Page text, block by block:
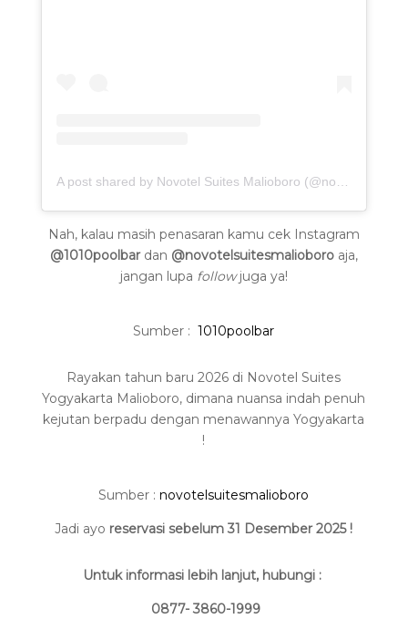
A post shared by Novotel Suites Malioboro (@novotelsuitesmalioboro)
Nah, kalau masih penasaran kamu cek Instagram
@1010poolbardan @novotelsuitesmalioboro aja,
jangan lupa followjuga ya!
Sumber :1010poolbar
Rayakan tahun baru 2026 di Novotel Suites
Yogyakarta Malioboro, dimana nuansa indah penuh
kejutan berpadu dengan menawannya Yogyakarta
!
Sumber :novotelsuitesmalioboro
Jadi ayo reservasi sebelum 31 Desember 2025 !
Untuk informasi lebih lanjut, hubungi :
0877- 3860-1999